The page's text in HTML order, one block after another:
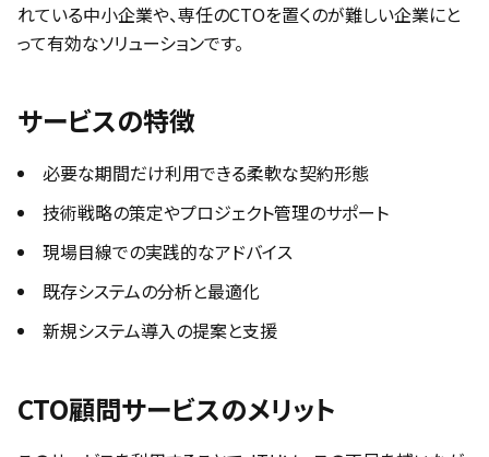
れている中小企業や、専任のCTOを置くのが難しい企業にと
って有効なソリューションです。
サービスの特徴
必要な期間だけ利用できる柔軟な契約形態
技術戦略の策定やプロジェクト管理のサポート
現場目線での実践的なアドバイス
既存システムの分析と最適化
新規システム導入の提案と支援
CTO顧問サービスのメリット